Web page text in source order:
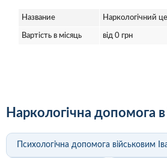
Название Наркологічний
Вартість в місяць від 0 грн
Наркологічна допомога в
Психологічна допомога військовим